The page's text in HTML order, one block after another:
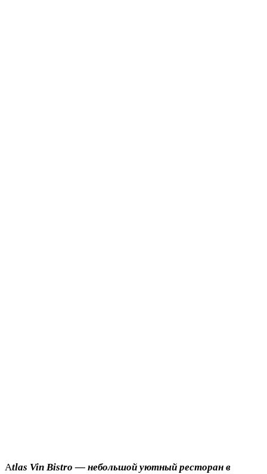
Atlas Vin Bistro — небольшой уютный ресторан в